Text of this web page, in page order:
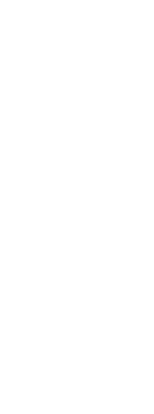
いまし
るケサラン
では色々記
して楽しい